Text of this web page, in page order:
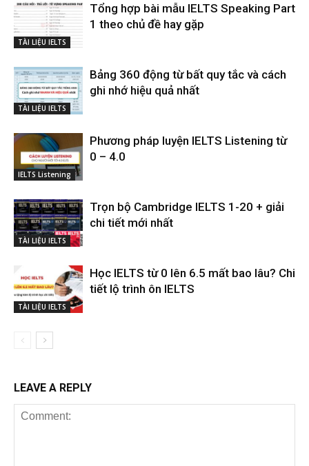
TÀI LIỆU IELTS
Tổng hợp bài mẫu IELTS Speaking Part
1 theo chủ đề hay gặp
TÀI LIỆU IELTS
Bảng 360 động từ bất quy tắc và cách
ghi nhớ hiệu quả nhất
IELTS Listening
Phương pháp luyện IELTS Listening từ
0 – 4.0
TÀI LIỆU IELTS
Trọn bộ Cambridge IELTS 1-20 + giải
chi tiết mới nhất
TÀI LIỆU IELTS
Học IELTS từ 0 lên 6.5 mất bao lâu? Chi
tiết lộ trình ôn IELTS
LEAVE A REPLY